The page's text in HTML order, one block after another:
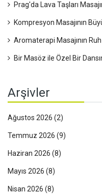
Prag'da Lava Taşları
Kompresyon Masajının
Aromaterapi Masajının
Bir Masöz ile Özel Bir
Arşivler
Ağustos 2026 (2)
Temmuz 2026 (9)
Haziran 2026 (8)
Mayıs 2026 (8)
Nisan 2026 (8)